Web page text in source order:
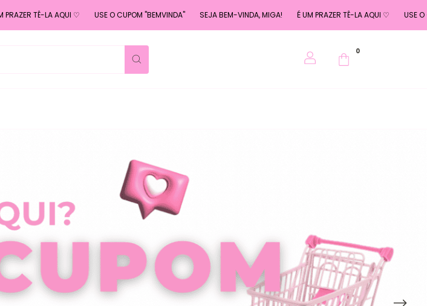
AQUI ♡ USE O CUPOM "BEMVINDA" SEJA BEM-VINDA, MIGA! É UM PRAZER TÊ-LA AQUI ♡ USE O CUPOM
0